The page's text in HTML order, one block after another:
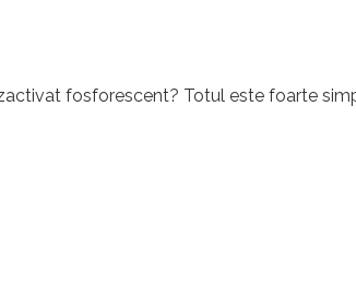
fosforescent? Totul este foarte